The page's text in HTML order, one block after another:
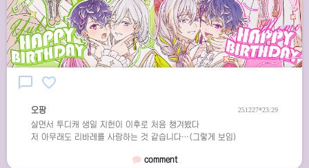
chat_bubble_outline favorite_border
오팡 251227*23:29
살면서 투디캐 생일 지헌이 이후로 처음 챙겨봤다
저 아무래도 리바레를 사랑하는 것 같습니다…(그렇게 보임)
comment